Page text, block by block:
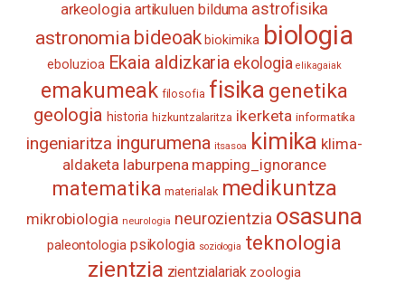
arkeologia artikuluen bilduma astrofisika
astronomia bideoak biokimika biologia
eboluzioa Ekaia aldizkaria ekologia elikagaiak
emakumeak filosofia fisika genetika
geologia historia hizkuntzalaritza ikerketa informatika
ingeniaritza ingurumena itsasoa kimika klima-
aldaketa laburpena mapping_ignorance
matematika materialak medikuntza
mikrobiologia neurologia neurozientzia osasuna
paleontologia psikologia soziologia teknologia
zientzia zientzialariak zoologia